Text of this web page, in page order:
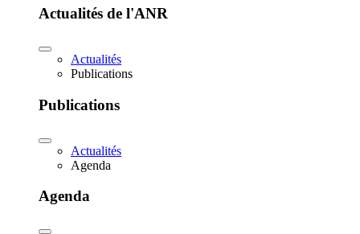
Actualités de l'ANR
Actualités
Publications
Publications
Actualités
Agenda
Agenda